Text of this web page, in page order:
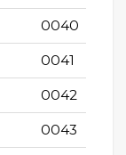
0040
0041
0042
0043